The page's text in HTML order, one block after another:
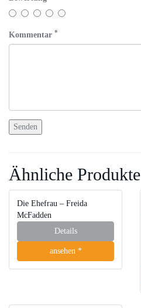
Kommentar *
Ähnliche Produkte
Die Ehefrau – Freida
McFadden
Details
ansehen *